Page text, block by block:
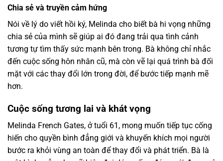
Chia sẻ và truyền cảm hứng
Nói về lý do viết hồi ký, Melinda cho biết bà hi vọng những
chia sẻ của mình sẽ giúp ai đó đang trải qua tình cảnh
tương tự tìm thấy sức mạnh bên trong. Bà không chỉ nhắc
đến cuộc sống hôn nhân cũ, mà còn vẽ lại quá trình bà đối
mặt với các thay đổi lớn trong đời, để bước tiếp mạnh mẽ
hơn.
Cuộc sống tương lai và khát vọng
Melinda French Gates, ở tuổi 61, mong muốn tiếp tục cống
hiến cho quyền bình đẳng giới và khuyến khích mọi người
bước ra khỏi vùng an toàn để thay đổi và phát triển. Bà là